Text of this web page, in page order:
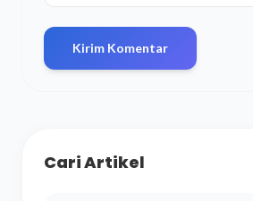
Kirim Komentar
Cari Artikel